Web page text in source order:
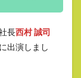
長西村 誠司
に出演しまし